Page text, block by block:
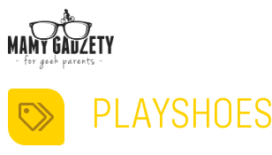
PLAYSHOES